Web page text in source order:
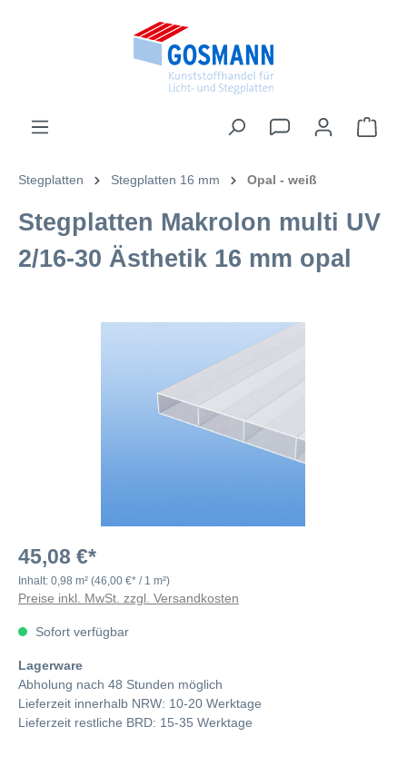
Stegplatten Stegplatten 16 mm Opal - weiß
Stegplatten Makrolon multi UV
2/16-30 Ästhetik 16 mm opal
45,08 €*
Inhalt: 0,98 m² (46,00 €* / 1 m²)
Preise inkl. MwSt. zzgl. Versandkosten
Sofort verfügbar
Lagerware
Abholung nach 48 Stunden möglich
Lieferzeit innerhalb NRW: 10-20 Werktage
Lieferzeit restliche BRD: 15-35 Werktage